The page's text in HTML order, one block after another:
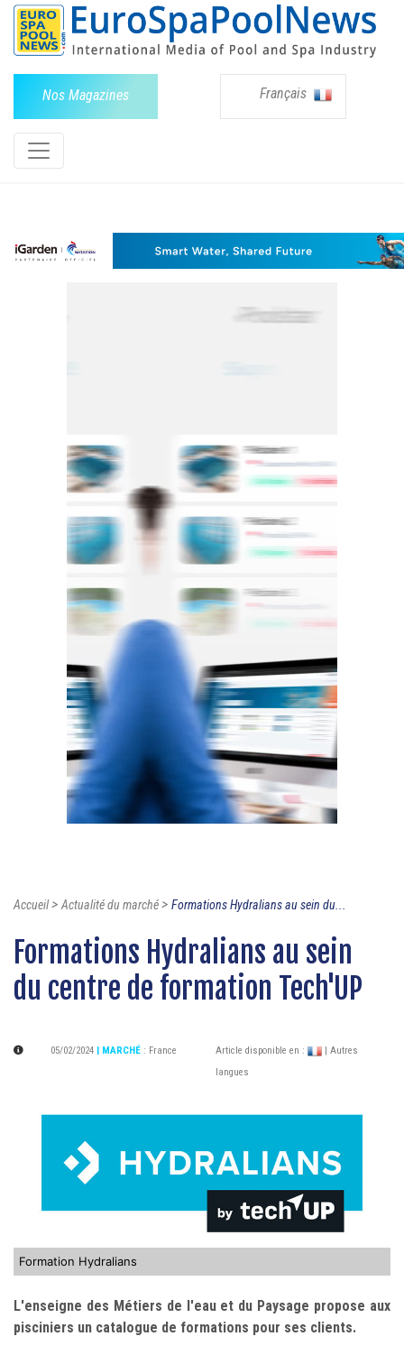
Nos Magazines Français
Accueil>Actualité du marché> Formations Hydralians au sein du...
Formations Hydralians au sein
du centre de formation Tech'UP
05/02/2024 | MARCHÉ : France Article disponible en :
| Autres
langues
Formation Hydralians
L'enseigne des Métiers de l'eau et du Paysage propose aux
pisciniers un catalogue de formations pour ses clients.